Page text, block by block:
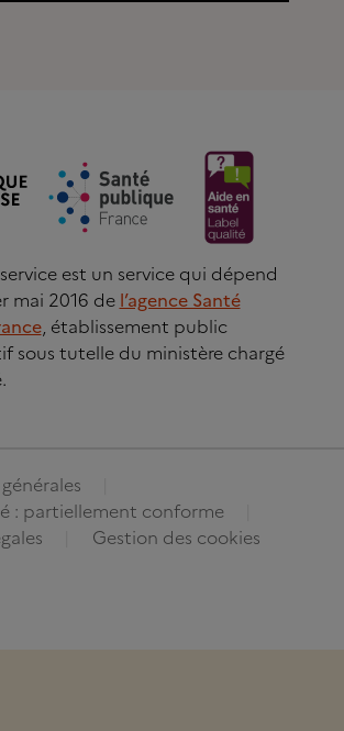
est un service qui dépend
mai 2016 de l’agence Santé
, établissement public
sous tutelle du ministère chargé
: partiellement conforme
Gestion des cookies